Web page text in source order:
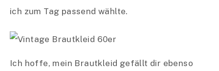
ich zum Tag passend wählte.
Ich hoffe, mein Brautkleid gefällt dir ebenso